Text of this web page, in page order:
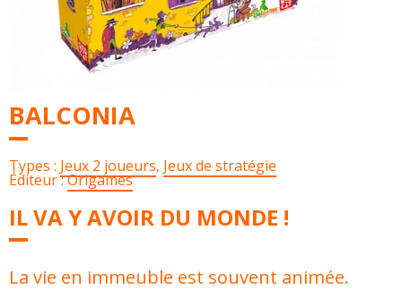
BALCONIA
Types : Jeux 2 joueurs, Jeux de stratégie
Éditeur :Origames
IL VA Y AVOIR DU MONDE !
La vie en immeuble est souvent animée.